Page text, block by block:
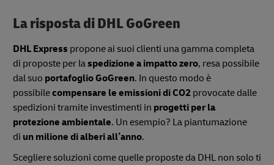
La risposta di DHL GoGreen
DHL Express propone ai suoi clienti una gamma completa
di proposte per laspedizione a impatto zero, resa possibile
dal suo portafoglio GoGreen. In questo modo è
possibilecompensare le emissioni di CO2 provocate dalle
spedizioni tramite investimenti in progetti per la
protezione ambientale. Un esempio? La piantumazione
di un milione di alberi all’anno.
Scegliere soluzioni come quelle proposte da DHL non solo ti